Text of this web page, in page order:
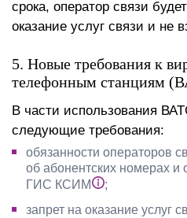
срока, оператор связи
оказание услуг связи и не
5. Новые требования к
телефонным станциям
В части использования
следующие требования:
обязанности операторов
об абонентских номерах
ГИС КСИМ
;
запрет на оказание услуг